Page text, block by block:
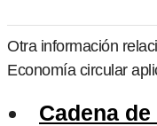
Otra información
Economía circular
Cadena